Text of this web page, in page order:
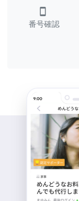
smartphone
番号確認